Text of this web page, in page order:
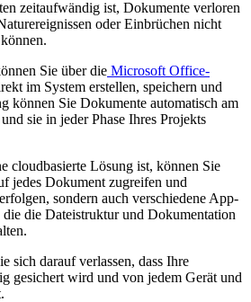
zeitaufwändig ist, Dokumente verloren
oder Einbrüchen nicht
Sie über die Microsoft Office-
im System erstellen, speichern und
können Sie Dokumente automatisch am
sie in jeder Phase Ihres Projekts
cloudbasierte Lösung ist, können Sie
jedes Dokument zugreifen und
sondern auch verschiedene App-
die Dateistruktur und Dokumentation
sich darauf verlassen, dass Ihre
gesichert wird und von jedem Gerät und